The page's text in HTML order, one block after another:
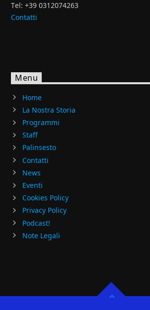
Tel: +39 0312074263
Contatti
Menu
Home
La Nostra Storia
Programmi
Staff
Palinsesto
Contatti
News
Eventi
Cookies Policy
Privacy Policy
Podcast!
Note Legali